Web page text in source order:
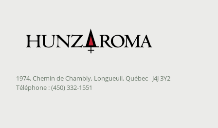
1974, Chemin de Chambly, Longueuil, Québec J4J 3Y2
Téléphone : (450) 332-1551